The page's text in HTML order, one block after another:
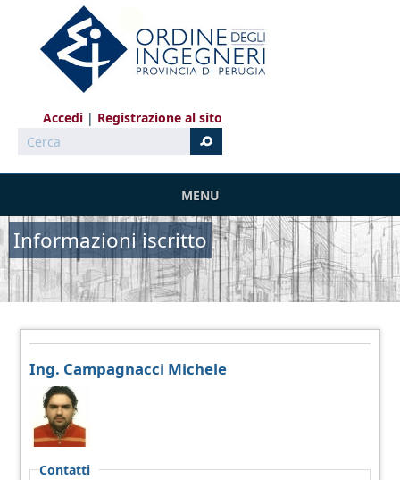
Salta al contenuto principale
Accedi
Registrazione al sito
Cerca
MENU
Informazioni iscritto
Ing. Campagnacci Michele
Contatti